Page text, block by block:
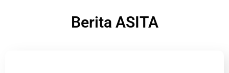
Berita ASITA